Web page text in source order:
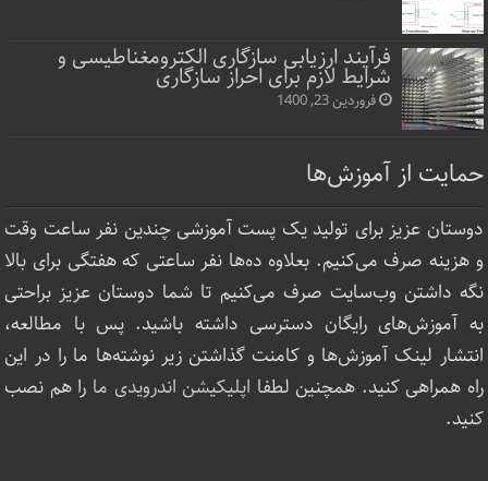
فرآیند ارزیابی سازگاری الکترومغناطیسی و
شرایط لازم برای احراز سازگاری
فروردین 23, 1400
حمایت از آموزش‌ها
دوستان عزیز برای تولید یک پست آموزشی چندین نفر ساعت‌ وقت
و هزینه صرف می‌کنیم. بعلاوه ده‌ها نفر ساعتی که هفتگی برای بالا
نگه داشتن وب‌سایت صرف ‌می‌کنیم تا شما دوستان عزیز براحتی
به آموزش‌های رایگان دسترسی داشته باشید. پس با مطالعه،
انتشار لینک‌ آموزش‌ها و کامنت گذاشتن زیر نوشته‌‌ها ما را در این
راه همراهی کنید. همچنین لطفا اپلیکیشن اندرویدی ما را هم نصب
کنید.